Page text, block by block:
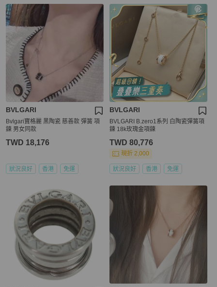
BVLGARI
Bvlgari寶格麗 黑陶瓷 慈善款 彈簧 項
鍊 男女同款
TWD 18,176
狀況良好 香港 免運
BVLGARI
BVLGARI B.zero1系列 白陶瓷彈簧項
鍊 18k玫瑰金項鍊
TWD 80,776
現折 2,000
狀況良好 香港 免運